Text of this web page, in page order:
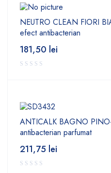
NEUTRO CLEAN FIORI
efect antibacterian
181,50 lei
ANTICALK BAGNO
antibacterian parfumat
211,75 lei